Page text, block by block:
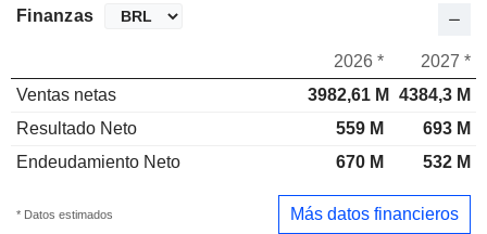
Finanzas
2026 *
2027 *
Ventas netas
3982,61 M
4384,3 M
Resultado Neto
559 M
693 M
Endeudamiento Neto
670 M 532 M
* Datos estimados Más datos financieros